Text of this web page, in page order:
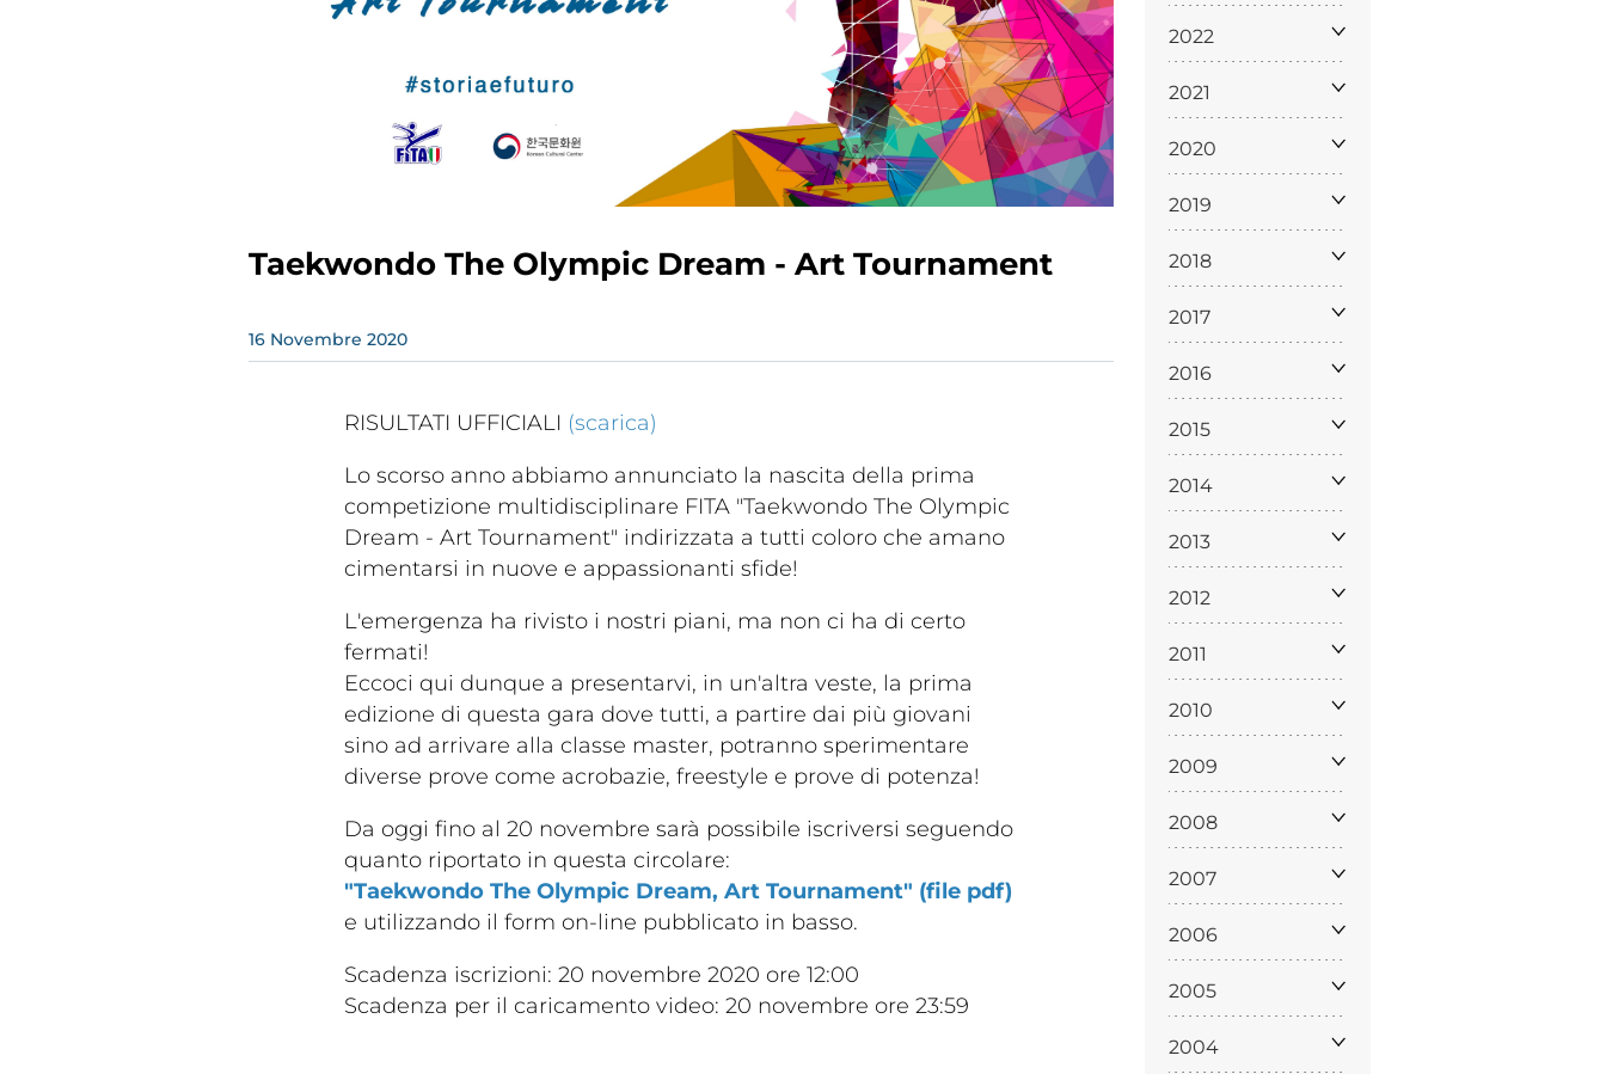
Formazione Amministrazione
Salute
Antidoping
Certificati e Assicurazione
Olympic
Dream
Mappa del
Photogallery Videogallery
Società
Taekwondo The Olympic Dream - Art Tournament
16 Novembre 2020
RISULTATI UFFICIALI (scarica)
Lo scorso anno abbiamo annunciato la nascita della prima
competizione multidisciplinare FITA "Taekwondo The Olympic
Dream - Art Tournament" indirizzata a tutti coloro che amano
cimentarsi in nuove e appassionanti sfide!
L'emergenza ha rivisto i nostri piani, ma non ci ha di certo
fermati!
Eccoci qui dunque a presentarvi, in un'altra veste, la prima
edizione di questa gara dove tutti, a partire dai più giovani
sino ad arrivare alla classe master, potranno sperimentare
diverse prove come acrobazie, freestyle e prove di potenza!
Da oggi fino al 20 novembre sarà possibile iscriversi seguendo
quanto riportato in questa circolare:
"Taekwondo The Olympic Dream, Art Tournament" (file pdf)
e utilizzando il form on-line pubblicato in basso.
Scadenza iscrizioni: 20 novembre 2020 ore 12:00
Scadenza per il caricamento video: 20 novembre ore 23:59
2022
2021
2020
2019
2018
2017
2016
2015
2014
2013
2012
2011
2010
2009
2008
2007
2006
2005
2004